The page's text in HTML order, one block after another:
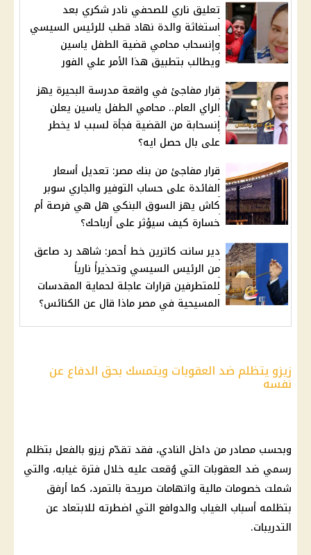
تعليق ناري للصحفي نادر شكري بعد
استغاثة والدة نهاد قطب للرئيس السيسي
وإنسحاب محامي قضية الطفل ياسين
ويطالب بتطبيق هذا الأمر علي الفور
قرار مفاجئ في واقعة مدرسة البحيرة يهز
الراي العام.. محامي الطفل ياسين يعلن
إنسحابة من القضية فجأة لسبب لا يخطر
على بال حصل ايه؟
قرار مفاجئ من بنك مصر: تعديل أسعار
الفائدة على حساب التوفير والجاري سوبر
كاش يهز السوق البنكي هل هي فرصة أم
خسارة كيف سيؤثر على أرباحك؟
دير سانت كاترين خط أحمر: شاهد رد صاعق
من الرئيس السيسي وتحذيراً نارياً
للمتطرفين قرارات عاجلة لحماية المقدسات
المسيحية في مصر ماذا قال عن الكنائس؟
زيزو يتظلم ضد العقوبات ويتمسك بحق الدفاع عن
نفسه
وبحسب مصادر من داخل النادي، فقد تقدّم زيزو بالفعل بتظلم
رسمي ضد العقوبات التي وُقعت عليه خلال فترة غيابه، والتي
شملت خصومات مالية واتهامات صريحة بالتمرد، كما أرفق
بتظلمه أسباب الغياب والدوافع التي اضطرته للابتعاد عن
التدريبات.